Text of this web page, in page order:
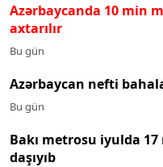
Azərbaycanda 10 min
axtarılır
Bu gün
Azərbaycan nefti
Bu gün
Bakı metrosu iyulda
daşıyıb